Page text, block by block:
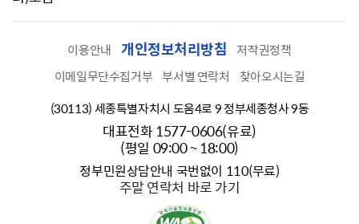
이용안내 개인정보처리방침
저작권정책
이메일무단수집거부 부서별 연락처
찾아오시는길
(30113) 세종특별자치시 도움4로 9 정부세종청사 9동
대표전화 1577-0606(유료)
(평일 09:00 ~ 18:00)
정부민원상담안내 국번없이 110(무료)
주말 연락처 바로 가기